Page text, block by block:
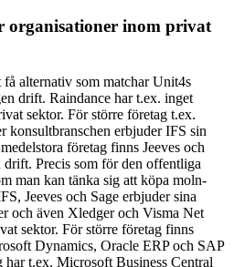
inom privat
alternativ som matchar Unit4s
drift. Raindance har t.ex. inget
sektor. För större företag t.ex.
konsultbranschen erbjuder IFS sin
företag finns Jeeves och
Precis som för den offentliga
man kan tänka sig att köpa moln-
Jeeves och Sage erbjuder sina
och även Xledger och Visma Net
sektor. För större företag finns
Dynamics, Oracle ERP och SAP
har t.ex. Microsoft Business Central